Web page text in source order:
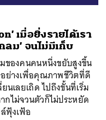
เมื่อยิ่งรายได้เรา
ลม’ จนไม่มีเก็บ
ของคนคนหนึ่งขยับสูงขึ้น
อย่างเพื่อคุณภาพชีวิตที่ดี
นเลยเถิด ไปถึงขั้นที่เริ่ม
ไม่จวนตัวก็ไม่ประหยัด
ฟุ้งเฟ้อ
LINE EMAIL